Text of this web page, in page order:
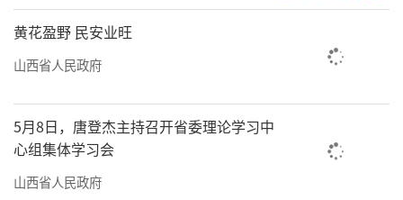
黄花盈野 民安业旺
山西省人民政府
5月8日，唐登杰主持召开省委理论学习中
心组集体学习会
山西省人民政府